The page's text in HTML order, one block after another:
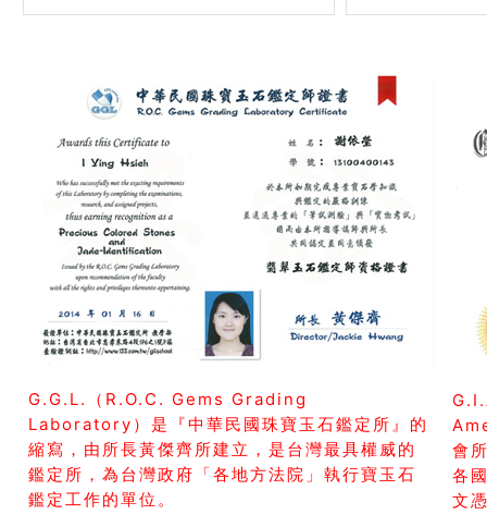
G.G.L.（R.O.C. Gems Grading
Laboratory）是『中華民國珠寶玉石鑑定所』的
縮寫，由所長黃傑齊所建立，是台灣最具權威的
鑑定所，為台灣政府「各地方法院」執行寶玉石
鑑定工作的單位。
會
各
文